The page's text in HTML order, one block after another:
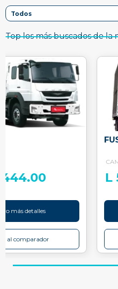
Top los más buscados de la
más detalles
al comparador
L